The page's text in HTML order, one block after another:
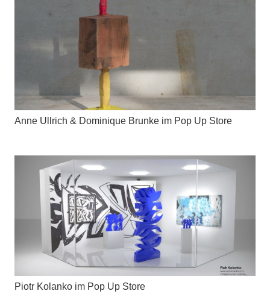
Anne Ullrich & Dominique Brunke im Pop Up Store
Piotr Kolanko im Pop Up Store